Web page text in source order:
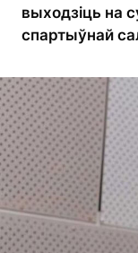
выходзіць на
спартыўнай